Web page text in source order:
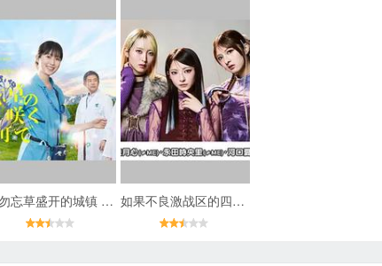
在勿忘草盛开的城镇 ～安昙野诊疗记～ 如果不良激战区的四天王转生成了偶像团体？